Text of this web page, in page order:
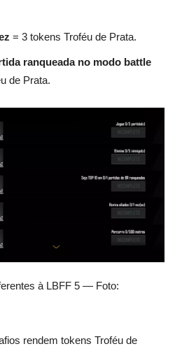
= 3 tokens Troféu de Prata.
ranqueada no modo battle
de Prata.
à LBFF 5 — Foto:
rendem tokens Troféu de